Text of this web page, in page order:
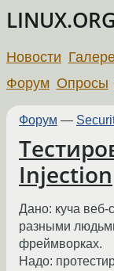
Новости
Форум Опросы
Форум —
Injection
Дано: куча веб-
разными
фреймворках.
Надо: